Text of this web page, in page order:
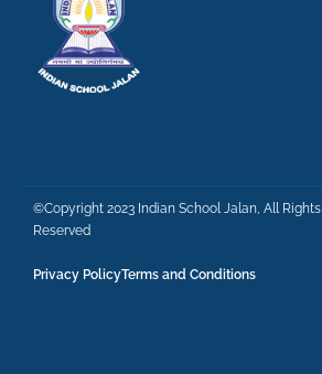
©Copyright 2023 Indian School Jalan, All Rights
Reserved
Privacy PolicyTerms and Conditions